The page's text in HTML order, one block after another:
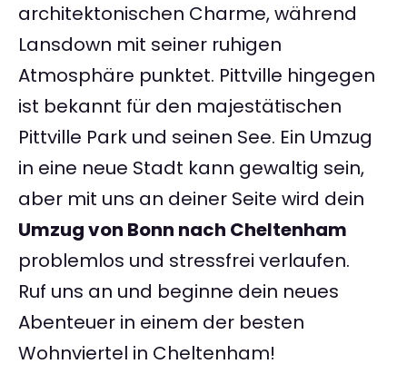
architektonischen Charme, während
Lansdown mit seiner ruhigen
Atmosphäre punktet. Pittville hingegen
ist bekannt für den majestätischen
Pittville Park und seinen See. Ein Umzug
in eine neue Stadt kann gewaltig sein,
aber mit uns an deiner Seite wird dein
Umzug von Bonn nach Cheltenham
problemlos und stressfrei verlaufen.
Ruf uns an und beginne dein neues
Abenteuer in einem der besten
Wohnviertel in Cheltenham!